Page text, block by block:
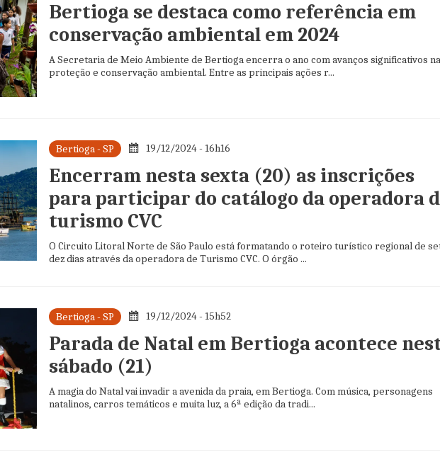
Bertioga se destaca como referência em
conservação ambiental em 2024
A Secretaria de Meio Ambiente de Bertioga encerra o ano com avanços significativos na
proteção e conservação ambiental. Entre as principais ações r...
Bertioga - SP 19/12/2024 - 16h16
Encerram nesta sexta (20) as inscrições
para participar do catálogo da operadora
turismo CVC
O Circuito Litoral Norte de São Paulo está formatando o roteiro turístico regional de
dez dias através da operadora de Turismo CVC. O órgão ...
Bertioga - SP 19/12/2024 - 15h52
Parada de Natal em Bertioga acontece
sábado (21)
A magia do Natal vai invadir a avenida da praia, em Bertioga. Com música, personagens
natalinos, carros temáticos e muita luz, a 6ª edição da tradi...